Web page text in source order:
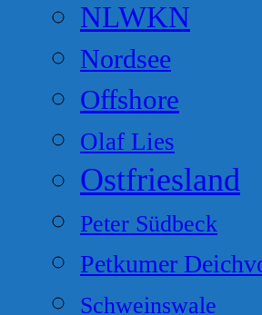
NLWKN
Nordsee
Offshore
Olaf Lies
Ostfriesland
Peter Südbeck
Petkumer
Schweinswale